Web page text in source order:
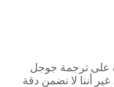
على ترجمة جوجل
أننا لا نضمن دقة